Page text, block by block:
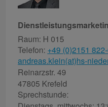
Raum: H 015
Telefon: +49 (0)2151
andreas.klein(at)hs-
Reinarzstr. 49
47805 Krefeld
Sprechstunde: